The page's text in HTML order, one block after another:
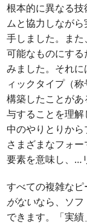
根本的に異なる
ムと協力しなが
手しました。ま
可能なものにす
みました。それ
ィックタイプ（
構築したことが
与することを理
中のやりとりから
さまざまなフォ
要素を意味し、…
すべての複雑な
がないなら、ソ
できます。「実